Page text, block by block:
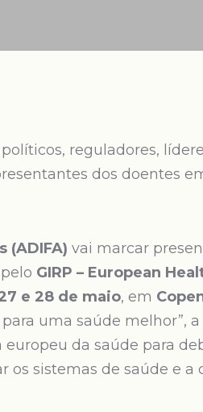
reguladores,
dos doentes
(ADIFA) vai marcar
GIRP – European
e 28 de maio, em
uma saúde melhor”,
da saúde para
os sistemas de saúde e a